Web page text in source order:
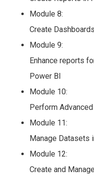
Module 8:
Create
Module 9:
Enhance reports
Power BI
Module 10:
Perform
Module 11:
Manage Datasets
Module 12:
Create and